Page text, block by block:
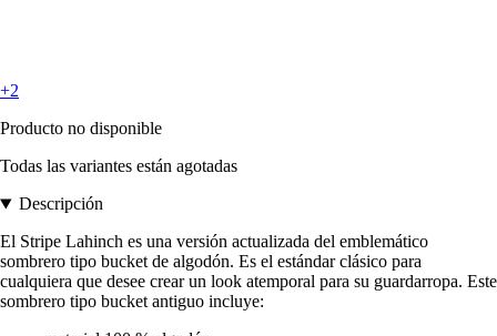
+2
Producto no disponible
Todas las variantes están agotadas
Descripción
El Stripe Lahinch es una versión actualizada del emblemático
sombrero tipo bucket de algodón. Es el estándar clásico para
cualquiera que desee crear un look atemporal para su guardarropa. Este
sombrero tipo bucket antiguo incluye: